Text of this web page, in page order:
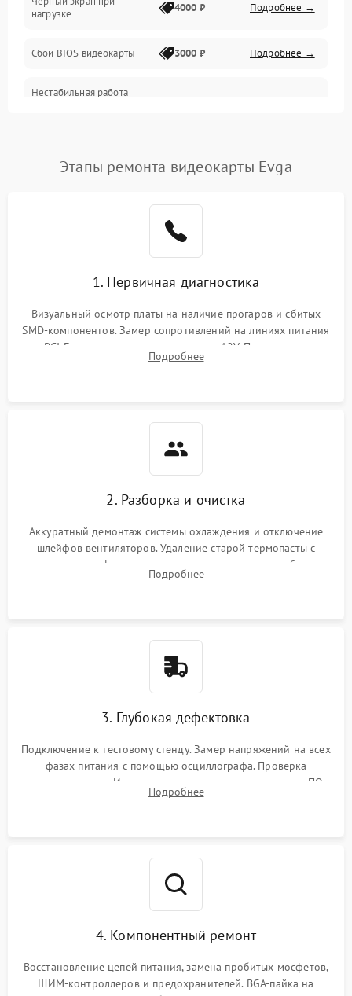
Электропитание
ПО
Электронные компоненты
Общие поломки
Механические повреждения
нагрузке
4000 ₽ Подробнее →
Сбои BIOS видеокарты 3000 ₽ Подробнее →
Нестабильная работа
Этапы ремонта видеокарты Evga
1. Первичная диагностика
Визуальный осмотр платы на наличие прогаров и сбитых
SMD-компонентов. Замер сопротивлений на линиях питания
PCI-E и дополнительных разъемах 12V. Проверка на
короткое замыкание основных дросселей питания GPU и
Подробнее
2. Разборка и очистка
Аккуратный демонтаж системы охлаждения и отключение
шлейфов вентиляторов. Удаление старой термопасты с
кристалла графического чипа и термопрокладок с банок
памяти и зоны VRM. Очистка платы от пыли и окислов.
Подробнее
3. Глубокая дефектовка
Подключение к тестовому стенду. Замер напряжений на всех
фазах питания с помощью осциллографа. Проверка
инициализации. Использование специализированного ПО
MATS
Подробнее
4. Компонентный ремонт
Восстановление цепей питания, замена пробитых мосфетов,
ШИМ-контроллеров и предохранителей. BGA-пайка на